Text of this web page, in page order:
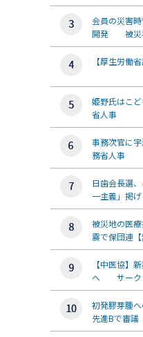
会員の災害
開発 被災
【厚生労働
姫野氏はこ
省人事
事務次官に
務省人事
日歯会長選
一主義」掲げ
被災地の医
震で保団連【
【中医協】
へ サーク
初発膠芽腫へ
先進Bで審議